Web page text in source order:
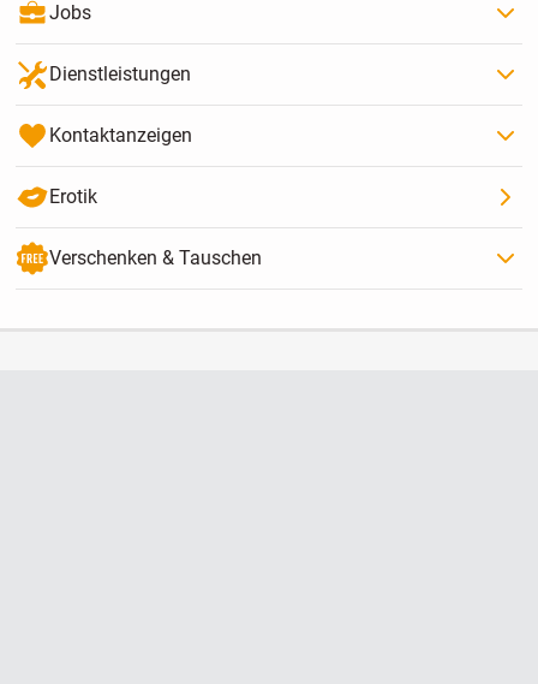
Jobs
Dienstleistungen
Kontaktanzeigen
Erotik
Verschenken & Tauschen